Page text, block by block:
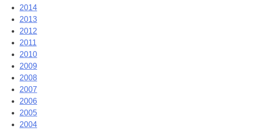
2014
2013
2012
2011
2010
2009
2008
2007
2006
2005
2004